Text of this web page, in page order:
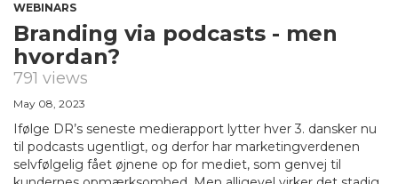
WEBINARS
Branding via podcasts - men
hvordan?
791 views
May 08, 2023
Ifølge DR’s seneste medierapport lytter hver 3. dansker nu
til podcasts ugentligt, og derfor har marketingverdenen
selvfølgelig fået øjnene op for mediet, som genvej til